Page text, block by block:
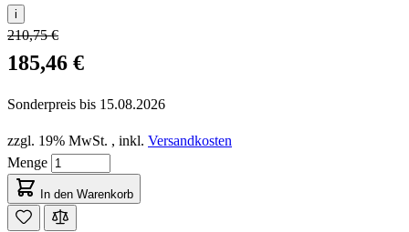
i
210,75 €
185,46 €
Sonderpreis bis 15.08.2026
zzgl. 19% MwSt. , inkl. Versandkosten
Menge
In den Warenkorb